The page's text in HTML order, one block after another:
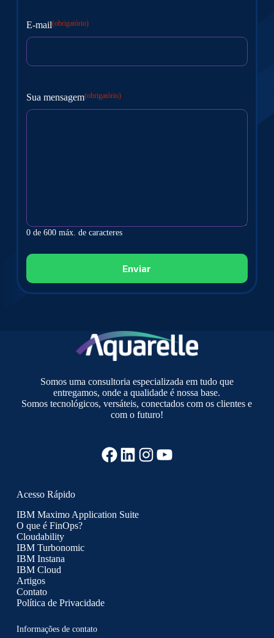
E-mail(obrigatório)
Sua mensagem(obrigatório)
0 de 600 máx. de caracteres
Somos uma consultoria especializada em tudo que
entregamos, onde a qualidade é nossa base.
Somos tecnológicos, versáteis, conectados com os clientes e
com o futuro!
Facebook
LinkedIn
Instagram
YouTube
Acesso Rápido
IBM Maximo Application Suite
O que é FinOps?
Cloudability
IBM Turbonomic
IBM Instana
IBM Cloud
Artigos
Contato
Política de Privacidade
Informações de contato